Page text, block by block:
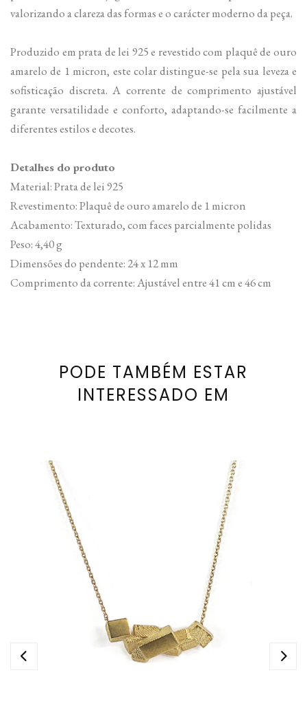
valorizando a clareza das formas e o carácter moderno da peça.
Produzido em prata de lei 925 e revestido com plaquê de ouro
amarelo de 1 micron, este colar distingue-se pela sua leveza e
sofisticação discreta. A corrente de comprimento ajustável
garante versatilidade e conforto, adaptando-se facilmente a
diferentes estilos e decotes.
Detalhes do produto
Material: Prata de lei 925
Revestimento: Plaquê de ouro amarelo de 1 micron
Acabamento: Texturado, com faces parcialmente polidas
Peso: 4,40 g
Dimensões do pendente: 24 x 12 mm
Comprimento da corrente: Ajustável entre 41 cm e 46 cm
PODE TAMBÉM ESTAR
INTERESSADO EM